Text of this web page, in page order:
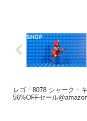
レゴ「8078 シャーク・
56%OFFセール